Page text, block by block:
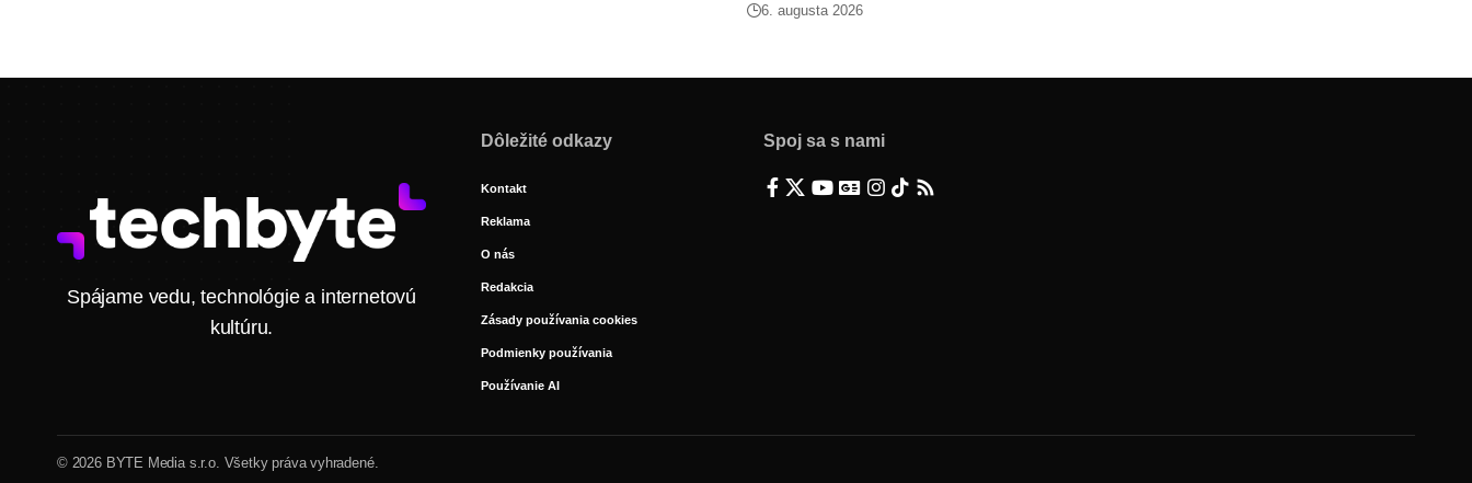
6. augusta 2026
Spájame vedu, technológie a internetovú
kultúru.
Dôležité odkazy
Kontakt
Reklama
O nás
Redakcia
Zásady používania cookies
Podmienky používania
Používanie AI
Spoj sa s nami
© 2026 BYTE Media s.r.o. Všetky práva vyhradené.